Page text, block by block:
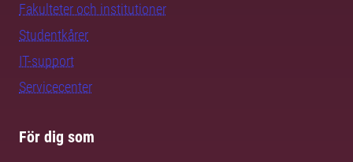
Fakulteter och institutioner
Studentkårer
IT-support
Servicecenter
För dig som